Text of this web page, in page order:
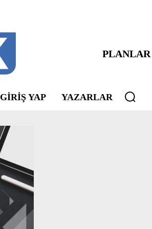
PLANLAR
YAP YAZARLAR